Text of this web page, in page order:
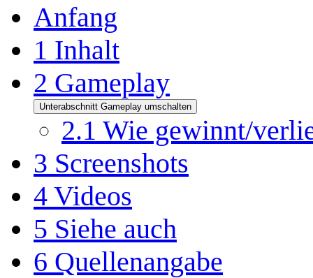
Anfang
1 Inhalt
2 Gameplay
Unterabschnitt Gameplay umschalten
2.1 Wie gewinnt/
3 Screenshots
4 Videos
5 Siehe auch
6 Quellenangabe